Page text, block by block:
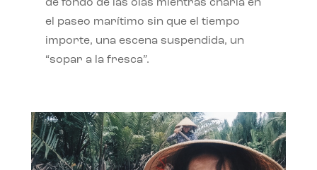
de fondo de las olas mientras charla en
el paseo marítimo sin que el tiempo
importe, una escena suspendida, un
“sopar a la fresca”.